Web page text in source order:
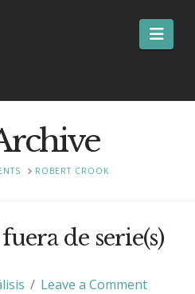
ROBERT CROOK
de serie(s)
Leave a Comment